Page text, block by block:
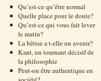
Qu’est-ce qu’être normal
Quelle place pour le doute?
Qu’est-ce qui vous fait lever
le matin?
La bêtise a t-elle un avenir?
Kant, un tournant décisif de
la philosophie
Peut-on être authentique en